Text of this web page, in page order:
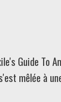
Guide To
mêlée à